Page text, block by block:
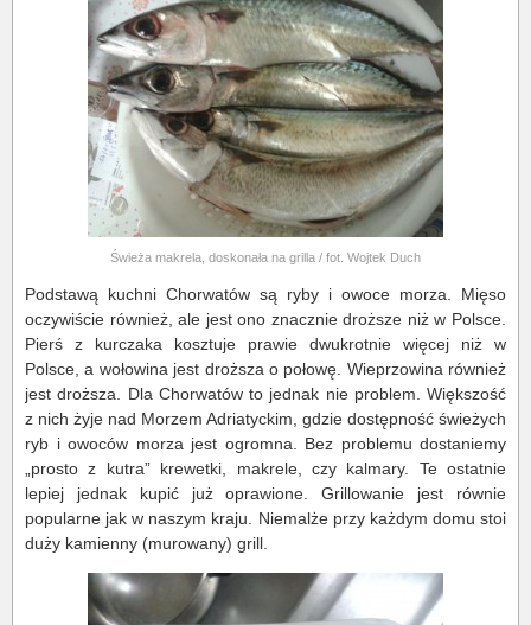
Świeża makrela, doskonała na grilla / fot. Wojtek Duch
Podstawą kuchni Chorwatów są ryby i owoce morza. Mięso
oczywiście również, ale jest ono znacznie droższe niż w Polsce.
Pierś z kurczaka kosztuje prawie dwukrotnie więcej niż w
Polsce, a wołowina jest droższa o połowę. Wieprzowina również
jest droższa. Dla Chorwatów to jednak nie problem. Większość
z nich żyje nad Morzem Adriatyckim, gdzie dostępność świeżych
ryb i owoców morza jest ogromna. Bez problemu dostaniemy
„prosto z kutra” krewetki, makrele, czy kalmary. Te ostatnie
lepiej jednak kupić już oprawione. Grillowanie jest równie
popularne jak w naszym kraju. Niemalże przy każdym domu stoi
duży kamienny (murowany) grill.